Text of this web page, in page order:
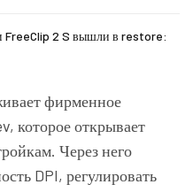
FreeClip 2 S вышли в restore:
фирменное
которое открывает
Через него
DPI, регулировать